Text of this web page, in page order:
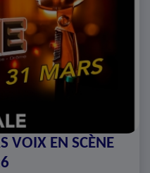
VOIX EN SCÈNE